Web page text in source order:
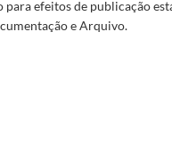
efeitos de publicação
e Arquivo.